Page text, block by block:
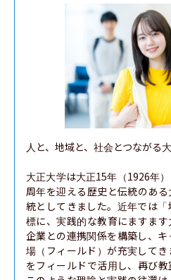
人と、地域と、社会とつながる
大正大学は大正15年（1926年
周年を迎える歴史と伝統のあ
統としてきました。近年では
標に、実践的な教育にますま
企業との連携関係を構築し、
場（フィールド）が充実して
をフィールドで活用し、再び教